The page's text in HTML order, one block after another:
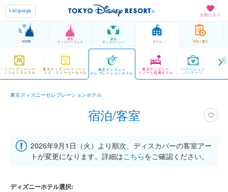
お気に入り
Language
HOME
東京
ディズニーランド
東京
ディズニーシー ホテル 予約 / 購入
東京ディズニーシー・
ホテルミラコスタ
東京ディズニーリゾート・
トイ・ストーリーホテル
東京ディズニー
セレブレーションホテル
東京ディズニー
リゾート提携ホテル
バケーション
パッケージ ヘ
東京ディズニーセレブレーションホテル
宿泊/客室
2026年9月1日（火）より順次、ディスカバーの客室アー
トが変更になります。詳細はこちらをご確認ください。
ディズニーホテル選択: